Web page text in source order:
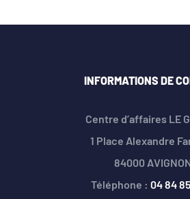
INFORMATIONS DE
Centre d’affaires LE
1 Place Alexandre
84000
Téléphone : 04 84